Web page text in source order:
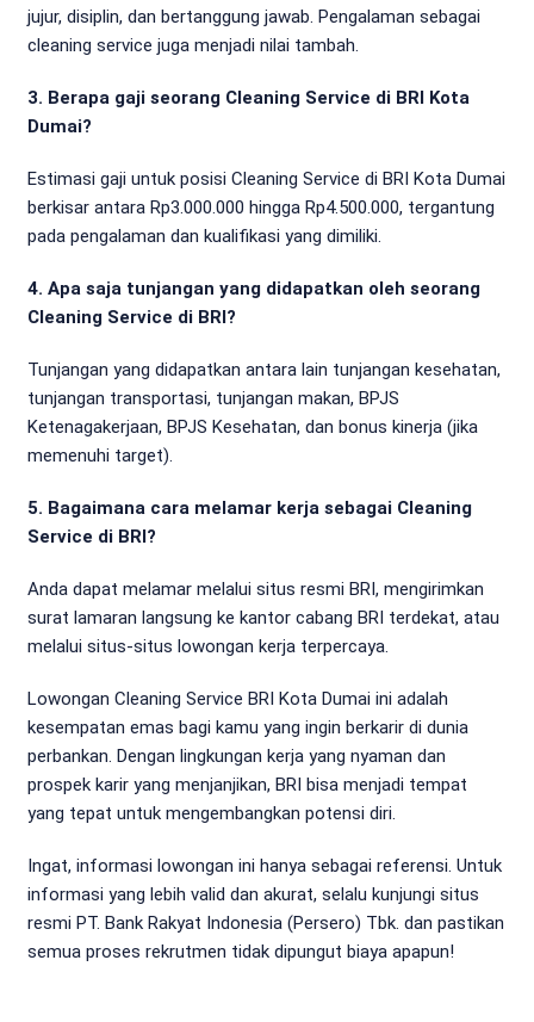
jujur, disiplin, dan bertanggung jawab. Pengalaman sebagai
cleaning service juga menjadi nilai tambah.
3. Berapa gaji seorang Cleaning Service di BRI Kota
Dumai?
Estimasi gaji untuk posisi Cleaning Service di BRI Kota Dumai
berkisar antara Rp3.000.000 hingga Rp4.500.000, tergantung
pada pengalaman dan kualifikasi yang dimiliki.
4. Apa saja tunjangan yang didapatkan oleh seorang
Cleaning Service di BRI?
Tunjangan yang didapatkan antara lain tunjangan kesehatan,
tunjangan transportasi, tunjangan makan, BPJS
Ketenagakerjaan, BPJS Kesehatan, dan bonus kinerja (jika
memenuhi target).
5. Bagaimana cara melamar kerja sebagai Cleaning
Service di BRI?
Anda dapat melamar melalui situs resmi BRI, mengirimkan
surat lamaran langsung ke kantor cabang BRI terdekat, atau
melalui situs-situs lowongan kerja terpercaya.
Lowongan Cleaning Service BRI Kota Dumai ini adalah
kesempatan emas bagi kamu yang ingin berkarir di dunia
perbankan. Dengan lingkungan kerja yang nyaman dan
prospek karir yang menjanjikan, BRI bisa menjadi tempat
yang tepat untuk mengembangkan potensi diri.
Ingat, informasi lowongan ini hanya sebagai referensi. Untuk
informasi yang lebih valid dan akurat, selalu kunjungi situs
resmi PT. Bank Rakyat Indonesia (Persero) Tbk. dan pastikan
semua proses rekrutmen tidak dipungut biaya apapun!